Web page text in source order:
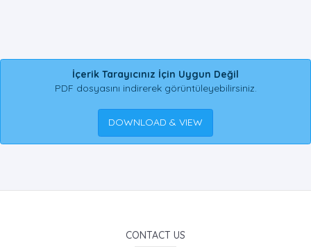
İçerik Tarayıcınız İçin Uygun Değil
PDF dosyasını indirerek görüntüleyebilirsiniz.
DOWNLOAD & VIEW
CONTACT US